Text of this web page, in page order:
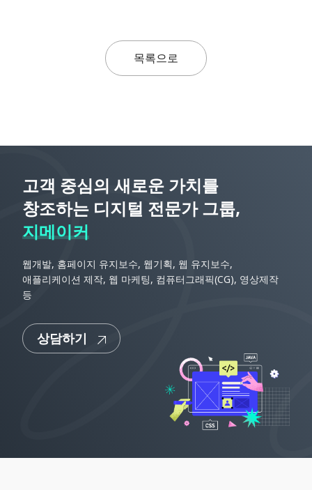
목록으로
고객 중심의 새로운 가치를
창조하는 디지털 전문가 그룹,
지메이커
웹개발, 홈페이지 유지보수, 웹기획, 웹 유지보수,
애플리케이션 제작, 웹 마케팅, 컴퓨터그래픽(CG), 영상제작
등
상담하기